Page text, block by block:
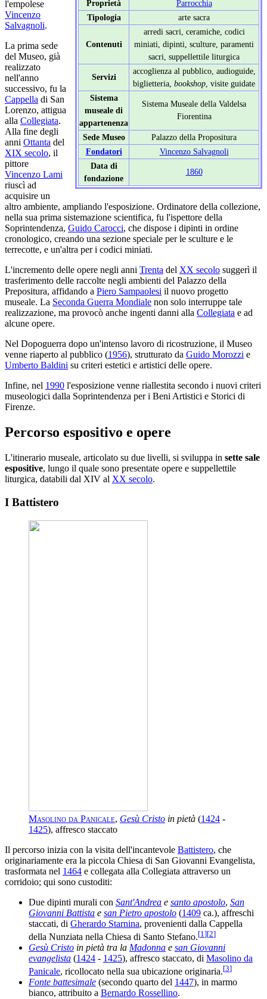
Proprietà
Parrocchia
Tipologia
arte sacra
Contenuti
arredi sacri, ceramiche, codici
miniati, dipinti, sculture, paramenti
sacri, suppellettile liturgica
Servizi
accoglienza al pubblico, audioguide,
biglietteria, bookshop , visite guidate
Sistema
museale di
appartenenza
Sistema Museale della Valdelsa
Fiorentina
Sede Museo
Palazzo della Propositura
Fondatori
Vincenzo Salvagnoli
Data di
fondazione
1860
l'empolese
Vincenzo
Salvagnoli.
La prima sede
del Museo, già
realizzato
nell'anno
successivo, fu la
Cappella di San
Lorenzo, attigua
alla Collegiata.
Alla fine degli
anni Ottanta del
XIX secolo, il
pittore
Vincenzo Lami
riuscì ad
acquisire un
altro ambiente, ampliando l'esposizione. Ordinatore della collezione,
nella sua prima sistemazione scientifica, fu l'ispettore della
Soprintendenza, Guido Carocci, che dispose i dipinti in ordine
cronologico, creando una sezione speciale per le sculture e le
terrecotte, e un'altra per i codici miniati.
L'incremento delle opere negli anni Trenta del XX secolo suggerì il
trasferimento delle raccolte negli ambienti del Palazzo della
Prepositura, affidando a Piero Sampaolesi il nuovo progetto
museale. La Seconda Guerra Mondiale non solo interruppe tale
realizzazione, ma provocò anche ingenti danni alla Collegiata e ad
alcune opere.
Nel Dopoguerra dopo un'intenso lavoro di ricostruzione, il Museo
venne riaperto al pubblico (1956), strutturato da Guido Morozzi e
Umberto Baldini su criteri estetici e artistici delle opere.
Infine, nel 1990 l'esposizione venne riallestita secondo i nuovi criteri
museologici dalla Soprintendenza per i Beni Artistici e Storici di
Firenze.
Percorso espositivo e opere
L'itinerario museale, articolato su due livelli, si sviluppa in sette sale
espositive, lungo il quale sono presentate opere e suppellettile
liturgica, databili dal XIV al XX secolo.
I Battistero
Masolino da Panicale, Gesù Cristo in pietà (1424 -
1425), affresco staccato
Il percorso inizia con la visita dell'incantevole Battistero, che
originariamente era la piccola Chiesa di San Giovanni Evangelista,
trasformata nel 1464 e collegata alla Collegiata attraverso un
corridoio; qui sono custoditi:
Due dipinti murali con Sant'Andrea e santo apostolo, San
Giovanni Battista e san Pietro apostolo (1409 ca.), affreschi
staccati, di Gherardo Starnina, provenienti dalla Cappella
della Nunziata nella Chiesa di Santo Stefano.[1 ][2]
Gesù Cristo in pietà tra la Madonna e san Giovanni
evangelista (1424 - 1425), affresco staccato, di Masolino da
Panicale, ricollocato nella sua ubicazione originaria.[3]
Fonte battesimale (secondo quarto del 1447), in marmo
bianco, attribuito a Bernardo Rossellino.